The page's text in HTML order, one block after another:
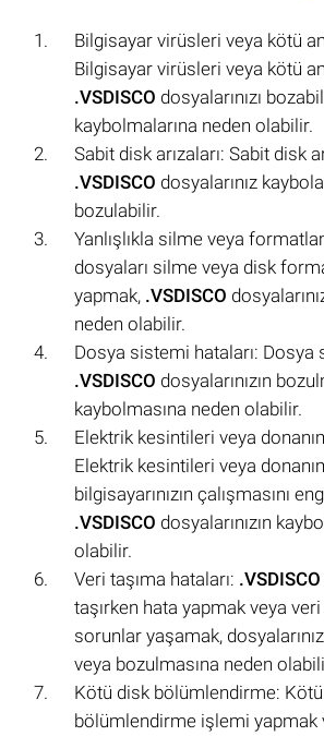
Bilgisayar virüsleri veya kötü
Bilgisayar virüsleri veya kötü
.VSDISCO dosyalarınızı
kaybolmalarına neden olabilir.
Sabit disk arızaları: Sabit disk
.VSDISCO dosyalarınız
bozulabilir.
Yanlışlıkla silme veya
dosyaları silme veya disk
yapmak, .VSDISCO
neden olabilir.
Dosya sistemi hataları: Dosya
.VSDISCO dosyalarınızın
kaybolmasına neden olabilir.
Elektrik kesintileri veya
Elektrik kesintileri veya
bilgisayarınızın çalışmasını
.VSDISCO dosyalarınızın
olabilir.
Veri taşıma hataları: .VSDISCO
taşırken hata yapmak veya veri
sorunlar yaşamak,
veya bozulmasına neden
Kötü disk bölümlendirme:
bölümlendirme işlemi yapmak